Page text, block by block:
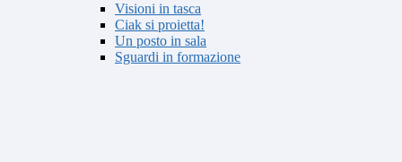
Visioni in tasca
Ciak si proietta!
Un posto in sala
Sguardi in formazione